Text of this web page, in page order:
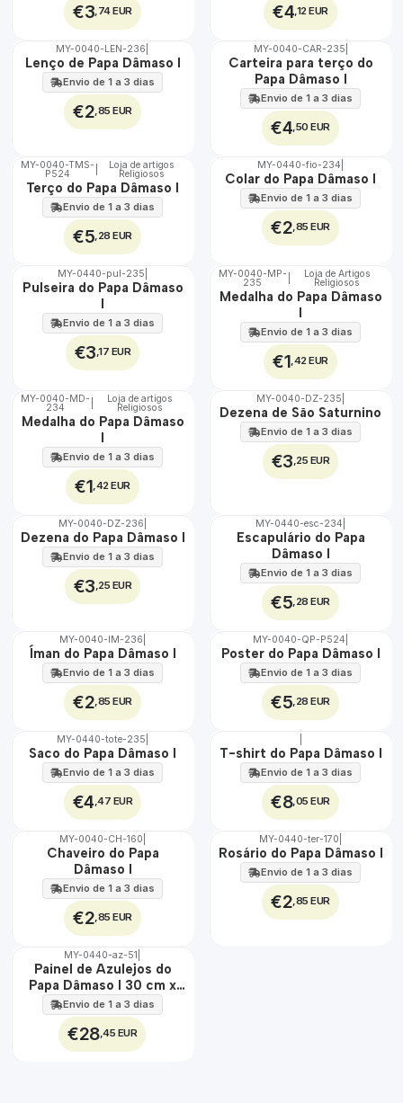
€3,74 EUR €4,12 EUR
🇵🇹
100%
MY-0040-LEN-236
Lenço de Papa Dâmaso I
Envio de 1 a 3 dias
€2,85 EUR
🇵🇹
MY-0040-CAR-235
Carteira para terço do
Papa Dâmaso I
Envio de 1 a 3 dias
€4,50 EUR
🇵🇹
100%
MY-0040-TMS-
P524
Loja de artigos
Religiosos
Terço do Papa Dâmaso I
Envio de 1 a 3 dias
€5,28 EUR
🇵🇹
100%
MY-0440-fio-234
Colar do Papa Dâmaso I
Envio de 1 a 3 dias
€2,85 EUR
🇵🇹
MY-0440-pul-235
Pulseira do Papa Dâmaso
I
Envio de 1 a 3 dias
€3,17 EUR
🇵🇹
100%
MY-0040-MP-
235
Loja de Artigos
Religiosos
Medalha do Papa Dâmaso
I
Envio de 1 a 3 dias
€1,42 EUR
🇵🇹
100%
MY-0040-MD-
234
Loja de artigos
Religiosos
Medalha do Papa Dâmaso
I
Envio de 1 a 3 dias
€1,42 EUR
🇵🇹
100%
MY-0040-DZ-235
Dezena de São Saturnino
Envio de 1 a 3 dias
€3,25 EUR
🇵🇹
100%
MY-0040-DZ-236
Dezena do Papa Dâmaso I
Envio de 1 a 3 dias
€3,25 EUR
🇵🇹
MY-0440-esc-234
Escapulário do Papa
Dâmaso I
Envio de 1 a 3 dias
€5,28 EUR
🇵🇹
100%
MY-0040-IM-236
Íman do Papa Dâmaso I
Envio de 1 a 3 dias
€2,85 EUR
🇵🇹
100%
MY-0040-QP-P524
Poster do Papa Dâmaso I
Envio de 1 a 3 dias
€5,28 EUR
🇵🇹
100%
MY-0440-tote-235
Saco do Papa Dâmaso I
Envio de 1 a 3 dias
€4,47 EUR
🇵🇹
100%
T-shirt do Papa Dâmaso I
Envio de 1 a 3 dias
€8,05 EUR
🇵🇹
MY-0040-CH-160
Chaveiro do Papa
Dâmaso I
Envio de 1 a 3 dias
€2,85 EUR
🇵🇹
100%
MY-0440-ter-170
Rosário do Papa Dâmaso I
Envio de 1 a 3 dias
€2,85 EUR
🇵🇹
100%
EXT.
MY-0440-az-51
Painel de Azulejos do
Papa Dâmaso I 30 cm x
45 cm
Envio de 1 a 3 dias
€28,45 EUR